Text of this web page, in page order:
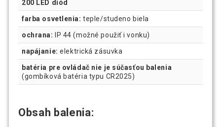
200 LED diód
farba osvetlenia: teple/studeno biela
ochrana: IP 44 (možné použiť i vonku)
napájanie: elektrická zásuvka
batéria pre ovládač nie je súčasťou balenia
(gombíková batéria typu CR2025)
Obsah balenia: